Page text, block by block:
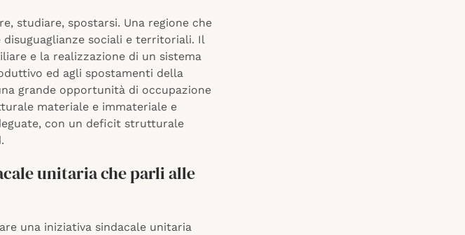
studiare, spostarsi. Una regione che
sociali e territoriali. Il
e la realizzazione di un sistema
ed agli spostamenti della
grande opportunità di occupazione
materiale e immateriale e
con un deficit strutturale
unitaria che parli alle
una iniziativa sindacale unitaria